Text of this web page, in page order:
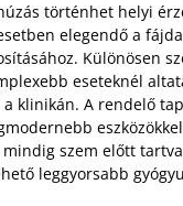
történhet helyi
elegendő a
Különösen
eseteknél
klinikán. A rendelő
mindig szem előtt
leggyorsabb